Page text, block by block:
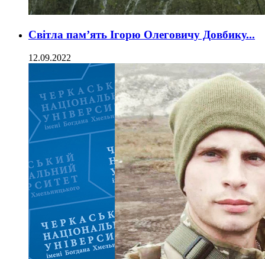
Світла пам’ять Ігорю Олеговичу Довбику...
12.09.2022